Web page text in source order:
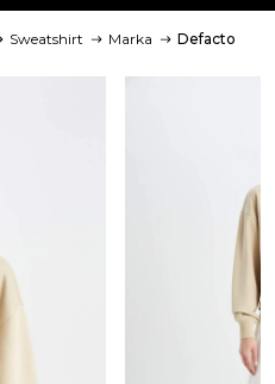
Sweatshirt Marka Defacto